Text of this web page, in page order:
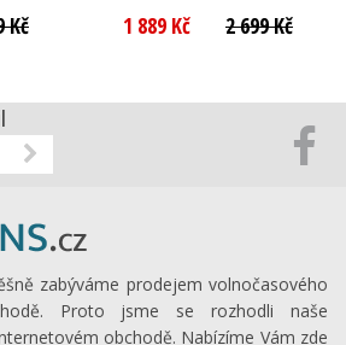
Kč 1 889 Kč 2 699 Kč
zabýváme prodejem volnočasového
Proto jsme se rozhodli naše
obchodě. Nabízíme Vám zde